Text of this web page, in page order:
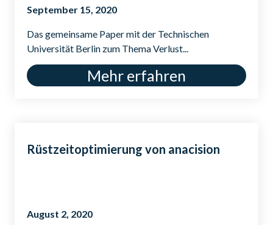
September 15, 2020
Das gemeinsame Paper mit der Technischen
Universität Berlin zum Thema Verlust...
Mehr erfahren
Rüstzeitoptimierung von anacision
August 2, 2020